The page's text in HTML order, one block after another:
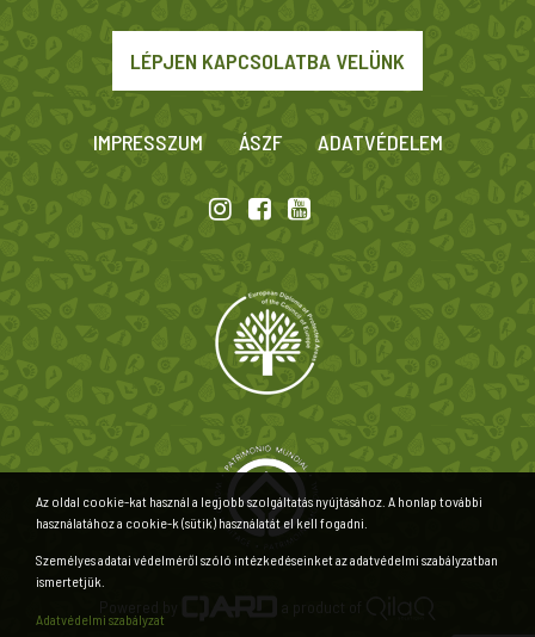
LÉPJEN KAPCSOLATBA VELÜNK
IMPRESSZUM ÁSZF ADATVÉDELEM
Az oldal cookie-kat használ a legjobb szolgáltatás nyújtásához. A honlap további
használatához a cookie-k (sütik) használatát el kell fogadni.
Személyes adatai védelméről szóló intézkedéseinket az adatvédelmi szabályzatban
ismertetjük.
Adatvédelmi szabályzat